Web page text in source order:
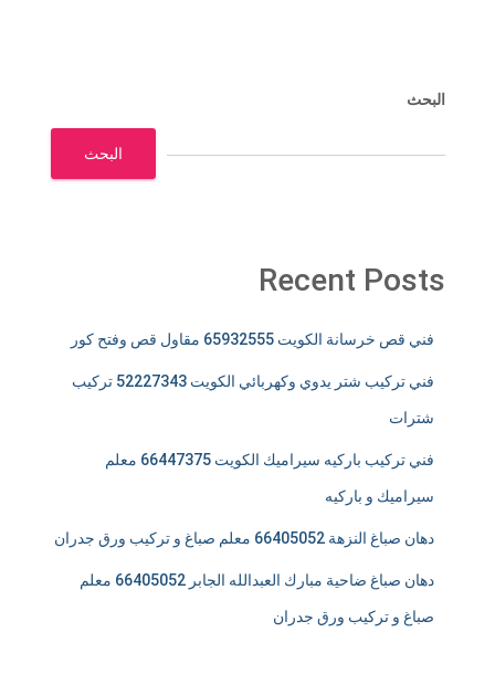
البحث
البحث
Recent Posts
فني قص خرسانة الكويت 65932555 مقاول قص وفتح كور
فني تركيب شتر يدوي وكهربائي الكويت 52227343 تركيب
شترات
فني تركيب باركيه سيراميك الكويت 66447375 معلم
سيراميك و باركيه
دهان صباغ النزهة 66405052 معلم صباغ و تركيب ورق جدران
دهان صباغ ضاحية مبارك العبدالله الجابر 66405052 معلم
صباغ و تركيب ورق جدران